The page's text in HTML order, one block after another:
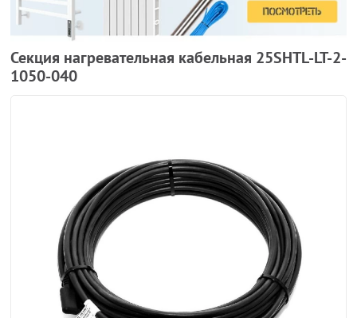
Секция нагревательная кабельная 25SHTL-LT-2-
1050-040